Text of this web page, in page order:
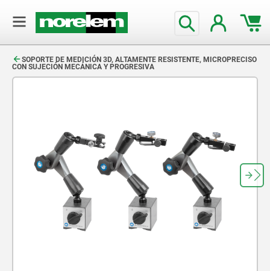
SOPORTE DE MEDICIÓN 3D, ALTAMENTE RESISTENTE, MICROPRECISO
CON SUJECIÓN MECÁNICA Y PROGRESIVA